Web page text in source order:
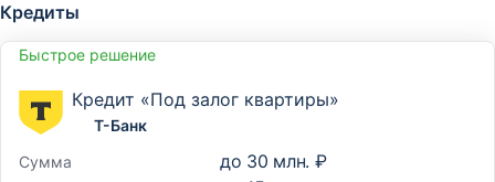
Кредиты
Быстрое решение
Кредит «Под залог квартиры»
Т-Банк
Сумма
до 30 млн. ₽